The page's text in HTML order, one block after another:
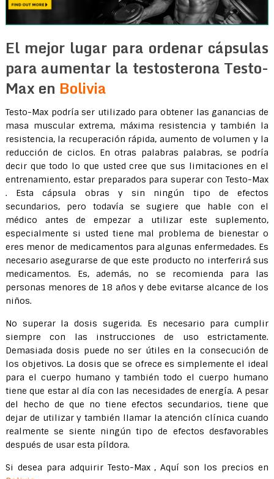
El mejor lugar para ordenar cápsulas
para aumentar la testosterona Testo-
Max en Bolivia
Testo-Max podría ser utilizado para obtener las ganancias de
masa muscular extrema, máxima resistencia y también la
resistencia, la recuperación rápida, aumento de volumen y la
reducción de ciclos. En otras palabras palabras, se podría
decir que todo lo que usted cree que sus limitaciones en el
entrenamiento, estar preparados para superar con Testo-Max
. Esta cápsula obras y sin ningún tipo de efectos
secundarios, pero todavía se sugiere que hable con el
médico antes de empezar a utilizar este suplemento,
especialmente si usted tiene mal problema de bienestar o
eres menor de medicamentos para algunas enfermedades. Es
necesario asegurarse de que este producto no interferirá sus
medicamentos. Es, además, no se recomienda para las
personas menores de 18 años y debe evitarse alcance de los
niños.
No superar la dosis sugerida. Es necesario para cumplir
siempre con las instrucciones de uso estrictamente.
Demasiada dosis puede no ser útiles en la consecución de
los objetivos. La dosis que se ofrece es simplemente el ideal
para el cuerpo humano y también todo el cuerpo humano
tiene que estar al día con las necesidades de energía. A pesar
del hecho de que no tiene efectos secundarios, tiene que
dejar de utilizar y también llamar la atención clínica cuando
realmente se siente ningún tipo de efectos desfavorables
después de usar esta píldora.
Si desea para adquirir Testo-Max , Aquí son los precios en